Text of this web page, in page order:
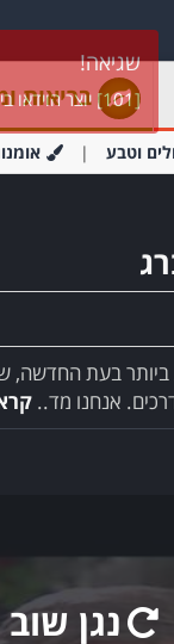
בריאות
וטבע
בעת החדשה,
נגן שוב